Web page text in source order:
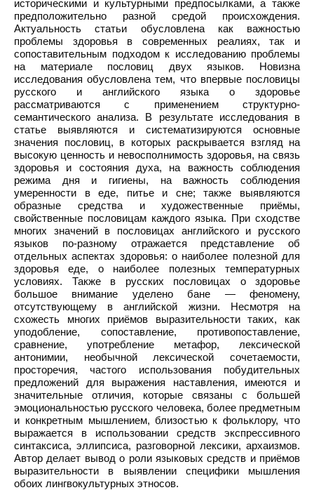
историческими и культурными предпосылками, а также
предположительно разной средой происхождения.
Актуальность статьи обусловлена как важностью
проблемы здоровья в современных реалиях, так и
сопоставительным подходом к исследованию проблемы
на материале пословиц двух языков. Новизна
исследования обусловлена тем, что впервые пословицы
русского и английского языка о здоровье
рассматриваются с применением структурно-
семантического анализа. В результате исследования в
статье выявляются и систематизируются основные
значения пословиц, в которых раскрывается взгляд на
высокую ценность и невосполнимость здоровья, на связь
здоровья и состояния духа, на важность соблюдения
режима дня и гигиены, на важность соблюдения
умеренности в еде, питье и сне; также выявляются
образные средства и художественные приёмы,
свойственные пословицам каждого языка. При сходстве
многих значений в пословицах английского и русского
языков по-разному отражается представление об
отдельных аспектах здоровья: о наиболее полезной для
здоровья еде, о наиболее полезных температурных
условиях. Также в русских пословицах о здоровье
большое внимание уделено бане — феномену,
отсутствующему в английской жизни. Несмотря на
схожесть многих приёмов выразительности таких, как
уподобление, сопоставление, противопоставление,
сравнение, употребление метафор, лексической
антонимии, необычной лексической сочетаемости,
просторечия, частого использования побудительных
предложений для выражения наставления, имеются и
значительные отличия, которые связаны с большей
эмоциональностью русского человека, более предметным
и конкретным мышлением, близостью к фольклору, что
выражается в использовании средств экспрессивного
синтаксиса, эллипсиса, разговорной лексики, архаизмов.
Автор делает вывод о роли языковых средств и приёмов
выразительности в выявлении специфики мышления
обоих лингвокультурных этносов.